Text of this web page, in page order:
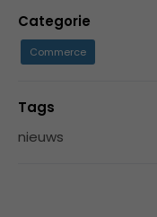
Categorie
Commerce
Tags
nieuws